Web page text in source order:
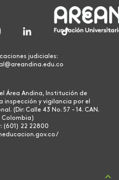
judiciales:
Área Andina, Institución de
inspección y vigilancia por el
(Dir: Calle 43 No. 57 - 14. CAN.
Colombia)
(601) 22 22800